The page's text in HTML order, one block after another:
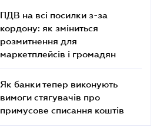
ПДВ на всі посилки з-за
кордону: як зміниться
розмитнення для
маркетплейсів і громадян
Як банки тепер виконують
вимоги стягувачів про
примусове списання коштів